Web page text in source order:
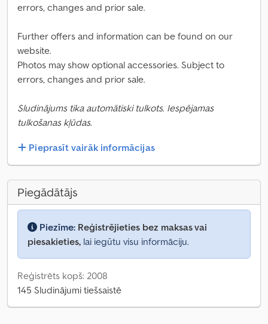
errors, changes and prior sale.
Further offers and information can be found on our
website.
Photos may show optional accessories. Subject to
errors, changes and prior sale.
Sludinājums tika automātiski tulkots. Iespējamas
tulkošanas kļūdas.
Pieprasīt vairāk informācijas
Piegādātājs
Piezīme: Reģistrējieties bez maksas vai
piesakieties, lai iegūtu visu informāciju.
Reģistrēts kopš: 2008
145 Sludinājumi tiešsaistē